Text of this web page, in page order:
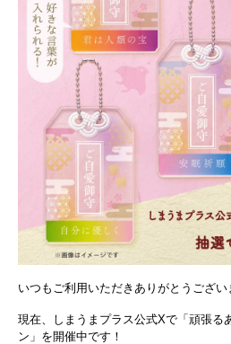
いつもご利用いただきありがとうござい
現在、しまうまプラス公式Xで「頑張る
ン」を開催中です！